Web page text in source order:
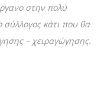
στην πολύ
σύλλογος κάτι που θα
– χειραγώγησης.